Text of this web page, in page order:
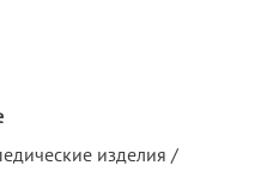
изделия /